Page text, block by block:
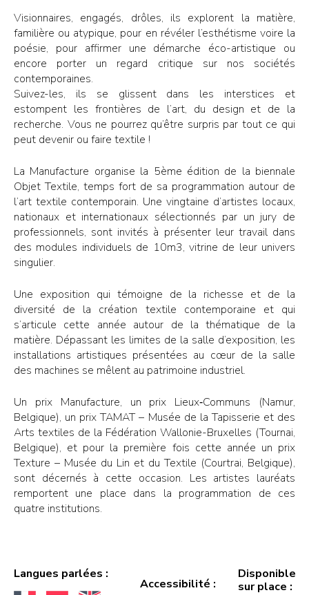
Visionnaires, engagés, drôles, ils explorent la matière,
familière ou atypique, pour en révéler l’esthétisme voire la
poésie, pour affirmer une démarche éco-artistique ou
encore porter un regard critique sur nos sociétés
contemporaines.
Suivez-les, ils se glissent dans les interstices et
estompent les frontières de l’art, du design et de la
recherche. Vous ne pourrez qu’être surpris par tout ce qui
peut devenir ou faire textile !
La Manufacture organise la 5ème édition de la biennale
Objet Textile, temps fort de sa programmation autour de
l’art textile contemporain. Une vingtaine d’artistes locaux,
nationaux et internationaux sélectionnés par un jury de
professionnels, sont invités à présenter leur travail dans
des modules individuels de 10m3, vitrine de leur univers
singulier.
Une exposition qui témoigne de la richesse et de la
diversité de la création textile contemporaine et qui
s’articule cette année autour de la thématique de la
matière. Dépassant les limites de la salle d’exposition, les
installations artistiques présentées au cœur de la salle
des machines se mêlent au patrimoine industriel.
Un prix Manufacture, un prix Lieux‑Communs (Namur,
Belgique), un prix TAMAT – Musée de la Tapisserie et des
Arts textiles de la Fédération Wallonie-Bruxelles (Tournai,
Belgique), et pour la première fois cette année un prix
Texture – Musée du Lin et du Textile (Courtrai, Belgique),
sont décernés à cette occasion. Les artistes lauréats
remportent une place dans la programmation de ces
quatre institutions.
Langues parlées :
Accessibilité :
Disponible
sur place :